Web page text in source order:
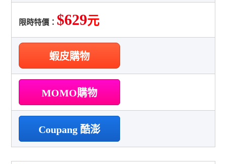
限時特價： $629元
蝦皮購物
MOMO購物
Coupang 酷澎